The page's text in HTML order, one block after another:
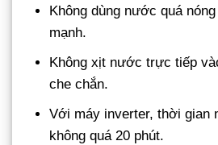
Không dùng nước quá
mạnh.
Không xịt nước trực tiếp
che chắn.
Với máy inverter, thời gian
không quá 20 phút.